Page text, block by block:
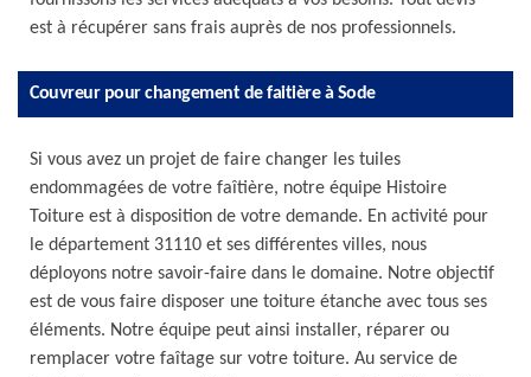
est à récupérer sans frais auprès de nos professionnels.
Couvreur pour changement de faitière à Sode
Si vous avez un projet de faire changer les tuiles
endommagées de votre faîtière, notre équipe Histoire
Toiture est à disposition de votre demande. En activité pour
le département 31110 et ses différentes villes, nous
déployons notre savoir-faire dans le domaine. Notre objectif
est de vous faire disposer une toiture étanche avec tous ses
éléments. Notre équipe peut ainsi installer, réparer ou
remplacer votre faîtage sur votre toiture. Au service de